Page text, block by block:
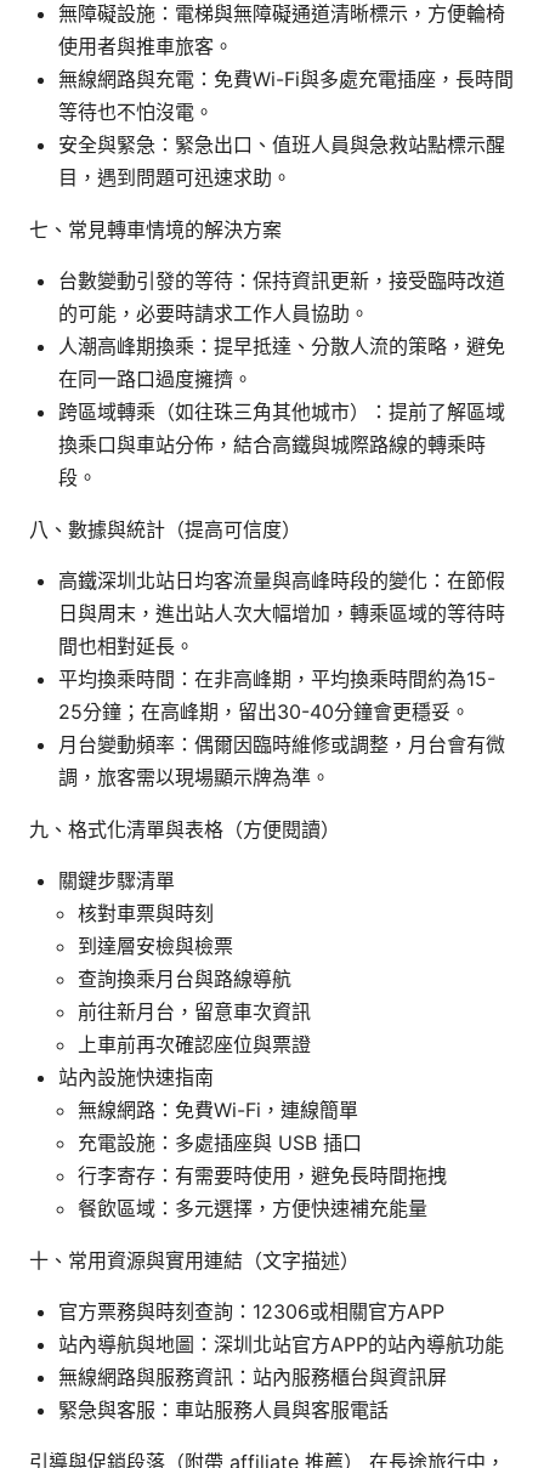
無障礙設施：電梯與無障礙通道清晰標示，方便輪椅
使用者與推車旅客。
無線網路與充電：免費Wi-Fi與多處充電插座，長時間
等待也不怕沒電。
安全與緊急：緊急出口、值班人員與急救站點標示醒
目，遇到問題可迅速求助。
七、常見轉車情境的解決方案
台數變動引發的等待：保持資訊更新，接受臨時改道
的可能，必要時請求工作人員協助。
人潮高峰期換乘：提早抵達、分散人流的策略，避免
在同一路口過度擁擠。
跨區域轉乘（如往珠三角其他城市）：提前了解區域
換乘口與車站分佈，結合高鐵與城際路線的轉乘時
段。
八、數據與統計（提高可信度）
高鐵深圳北站日均客流量與高峰時段的變化：在節假
日與周末，進出站人次大幅增加，轉乘區域的等待時
間也相對延長。
平均換乘時間：在非高峰期，平均換乘時間約為15-
25分鐘；在高峰期，留出30-40分鐘會更穩妥。
月台變動頻率：偶爾因臨時維修或調整，月台會有微
調，旅客需以現場顯示牌為準。
九、格式化清單與表格（方便閱讀）
關鍵步驟清單
核對車票與時刻
到達層安檢與檢票
查詢換乘月台與路線導航
前往新月台，留意車次資訊
上車前再次確認座位與票證
站內設施快速指南
無線網路：免費Wi-Fi，連線簡單
充電設施：多處插座與 USB 插口
行李寄存：有需要時使用，避免長時間拖拽
餐飲區域：多元選擇，方便快速補充能量
十、常用資源與實用連結（文字描述）
官方票務與時刻查詢：12306或相關官方APP
站內導航與地圖：深圳北站官方APP的站內導航功能
無線網路與服務資訊：站內服務櫃台與資訊屏
緊急與客服：車站服務人員與客服電話
引導與促銷段落（附帶 affiliate 推薦） 在長途旅行中，